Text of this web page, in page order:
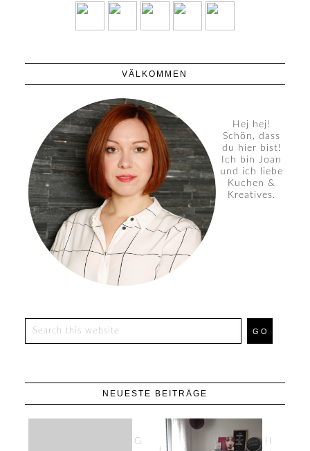
VÄLKOMMEN
Hej hej!
Schön, dass
du hier bist!
Ich bin Joan
und ich liebe
Kuchen &
Kreatives.
NEUESTE BEITRÄGE
G